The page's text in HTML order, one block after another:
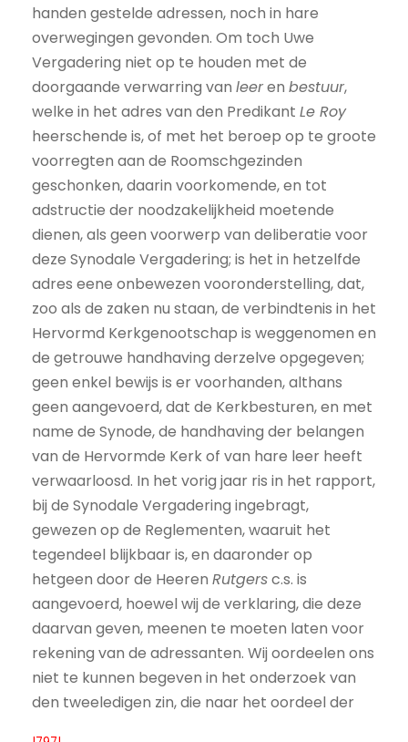
handen gestelde adressen, noch in hare
overwegingen gevonden. Om toch Uwe
Vergadering niet op te houden met de
doorgaande verwarring van leeren bestuur,
welke in het adres van den Predikant Le Roy
heerschende is, of met het beroep op te groote
voorregten aan de Roomschgezinden
geschonken, daarin voorkomende, en tot
adstructie der noodzakelijkheid moetende
dienen, als geen voorwerp van deliberatie voor
deze Synodale Vergadering; is het in hetzelfde
adres eene onbewezen vooronderstelling, dat,
zoo als de zaken nu staan, de verbindtenis in het
Hervormd Kerkgenootschap is weggenomen en
de getrouwe handhaving derzelve opgegeven;
geen enkel bewijs is er voorhanden, althans
geen aangevoerd, dat de Kerkbesturen, en met
name de Synode, de handhaving der belangen
van de Hervormde Kerk of van hare leer heeft
verwaarloosd. In het vorig jaar ris in het rapport,
bij de Synodale Vergadering ingebragt,
gewezen op de Reglementen, waaruit het
tegendeel blijkbaar is, en daaronder op
hetgeen door de Heeren Rutgersc.s. is
aangevoerd, hoewel wij de verklaring, die deze
daarvan geven, meenen te moeten laten voor
rekening van de adressanten. Wij oordeelen ons
niet te kunnen begeven in het onderzoek van
den tweeledigen zin, die naar het oordeel der